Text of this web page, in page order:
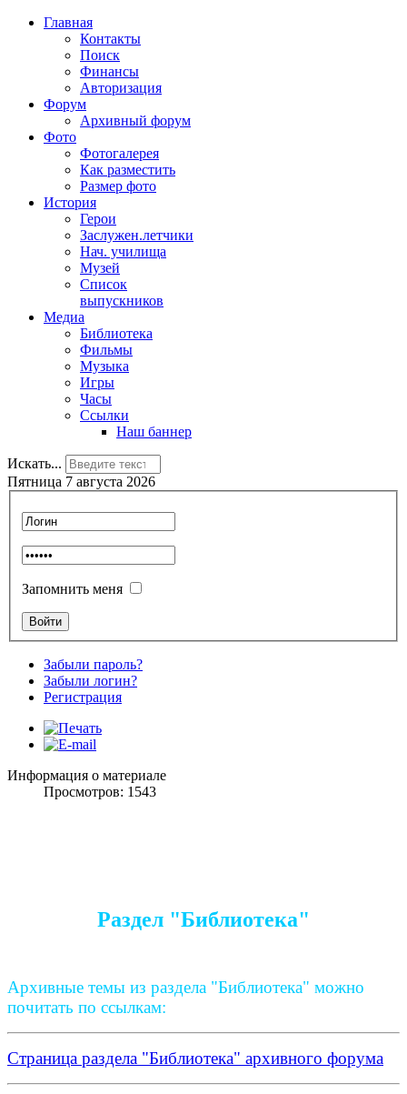
Главная
Контакты
Поиск
Финансы
Авторизация
Форум
Архивный форум
Фото
Фотогалерея
Как разместить
Размер фото
История
Герои
Заслужен.летчики
Нач. училища
Музей
Список
выпускников
Медиа
Библиотека
Фильмы
Музыка
Игры
Часы
Ссылки
Наш баннер
Искать...
Пятница 7 августа 2026
Запомнить меня
Забыли пароль?
Забыли логин?
Регистрация
Информация о материале
Просмотров: 1543
Раздел "Библиотека"
Архивные темы из раздела "Библиотека" можно
почитать по ссылкам:
Страница раздела "Библиотека" архивного форума